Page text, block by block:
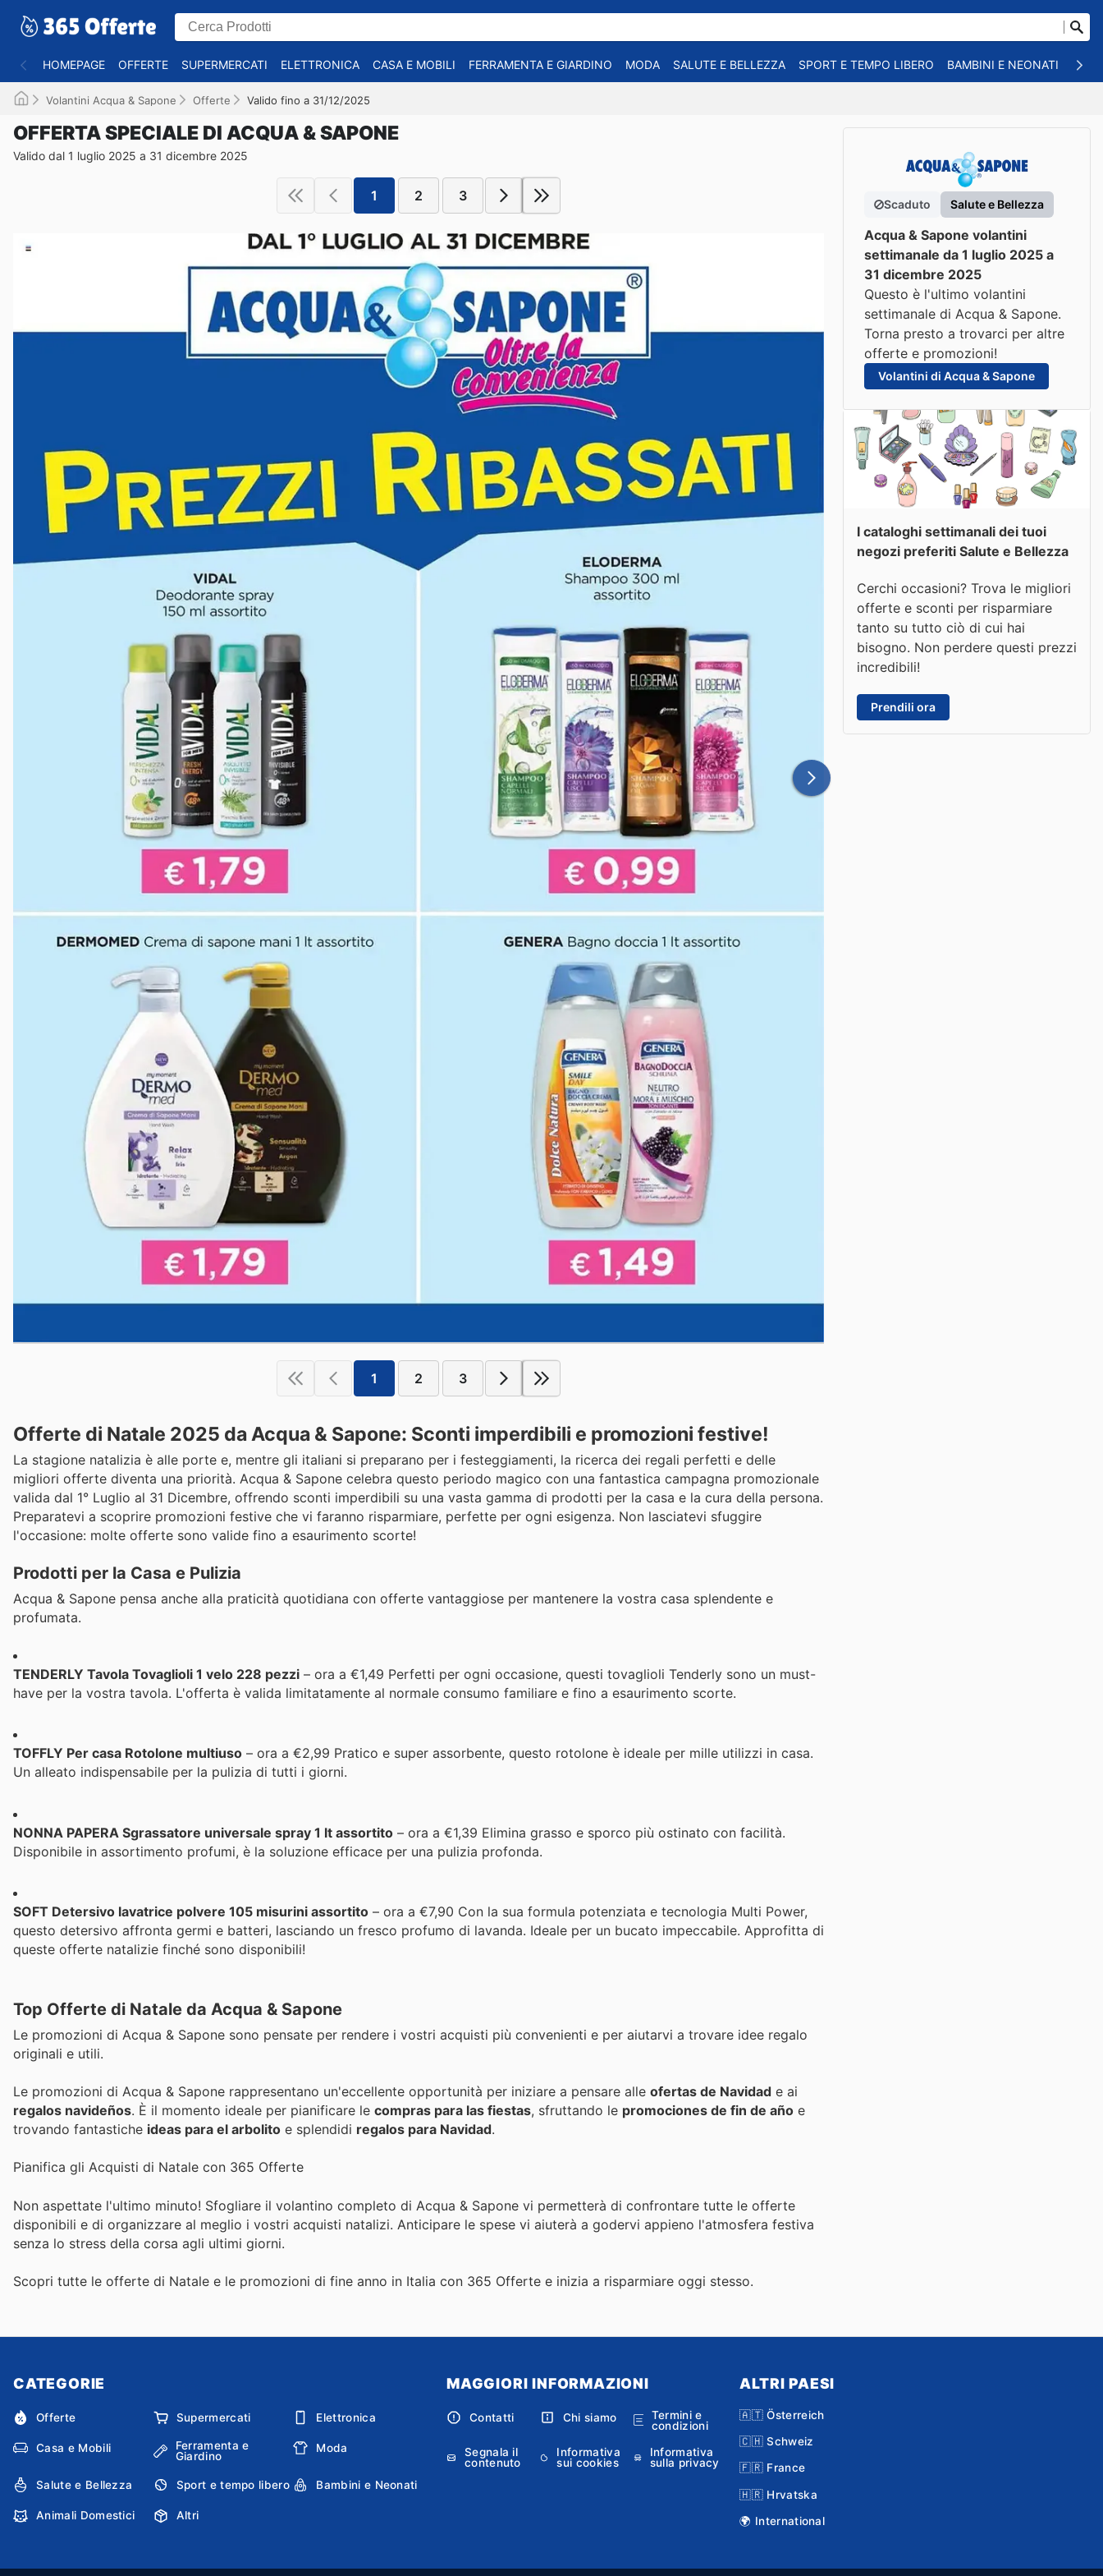
HOMEPAGE OFFERTE SUPERMERCATI ELETTRONICA CASA E MOBILI FERRAMENTA E GIARDINO MODA SALUTE E BELLEZZA SPORT E TEMPO LIBERO BAMBINI E NEONATI
Volantini Acqua & Sapone Offerte Valido fino a 31/12/2025
OFFERTA SPECIALE DI ACQUA & SAPONE
Valido dal 1 luglio 2025 a 31 dicembre 2025
1 2 3
1 2 3
Offerte di Natale 2025 da Acqua & Sapone: Sconti imperdibili e promozioni festive!
La stagione natalizia è alle porte e, mentre gli italiani si preparano per i festeggiamenti, la ricerca dei regali perfetti e delle
migliori offerte diventa una priorità. Acqua & Sapone celebra questo periodo magico con una fantastica campagna promozionale
valida dal 1° Luglio al 31 Dicembre, offrendo sconti imperdibili su una vasta gamma di prodotti per la casa e la cura della persona.
Preparatevi a scoprire promozioni festive che vi faranno risparmiare, perfette per ogni esigenza. Non lasciatevi sfuggire
l'occasione: molte offerte sono valide fino a esaurimento scorte!
Prodotti per la Casa e Pulizia
Acqua & Sapone pensa anche alla praticità quotidiana con offerte vantaggiose per mantenere la vostra casa splendente e
profumata.
TENDERLY Tavola Tovaglioli 1 velo 228 pezzi – ora a €1,49 Perfetti per ogni occasione, questi tovaglioli Tenderly sono un must-
have per la vostra tavola. L'offerta è valida limitatamente al normale consumo familiare e fino a esaurimento scorte.
TOFFLY Per casa Rotolone multiuso – ora a €2,99 Pratico e super assorbente, questo rotolone è ideale per mille utilizzi in casa.
Un alleato indispensabile per la pulizia di tutti i giorni.
NONNA PAPERA Sgrassatore universale spray 1 lt assortito – ora a €1,39 Elimina grasso e sporco più ostinato con facilità.
Disponibile in assortimento profumi, è la soluzione efficace per una pulizia profonda.
SOFT Detersivo lavatrice polvere 105 misurini assortito – ora a €7,90 Con la sua formula potenziata e tecnologia Multi Power,
questo detersivo affronta germi e batteri, lasciando un fresco profumo di lavanda. Ideale per un bucato impeccabile. Approfitta di
queste offerte natalizie finché sono disponibili!
Top Offerte di Natale da Acqua & Sapone
Le promozioni di Acqua & Sapone sono pensate per rendere i vostri acquisti più convenienti e per aiutarvi a trovare idee regalo
originali e utili.
Le promozioni di Acqua & Sapone rappresentano un'eccellente opportunità per iniziare a pensare alle ofertas de Navidad e ai
regalos navideños. È il momento ideale per pianificare le compras para las fiestas, sfruttando le promociones de fin de año e
trovando fantastiche ideas para el arbolito e splendidi regalos para Navidad.
Pianifica gli Acquisti di Natale con 365 Offerte
Non aspettate l'ultimo minuto! Sfogliare il volantino completo di Acqua & Sapone vi permetterà di confrontare tutte le offerte
disponibili e di organizzare al meglio i vostri acquisti natalizi. Anticipare le spese vi aiuterà a godervi appieno l'atmosfera festiva
senza lo stress della corsa agli ultimi giorni.
Scopri tutte le offerte di Natale e le promozioni di fine anno in Italia con 365 Offerte e inizia a risparmiare oggi stesso.
Scaduto Salute e Bellezza
Acqua & Sapone volantini
settimanale da 1 luglio 2025 a
31 dicembre 2025
Questo è l'ultimo volantini
settimanale di Acqua & Sapone.
Torna presto a trovarci per altre
offerte e promozioni!
Volantini di Acqua & Sapone
I cataloghi settimanali dei tuoi
negozi preferiti Salute e Bellezza
Cerchi occasioni? Trova le migliori
offerte e sconti per risparmiare
tanto su tutto ciò di cui hai
bisogno. Non perdere questi prezzi
incredibili!
Prendili ora
CATEGORIE
Offerte Supermercati Elettronica
Casa e Mobili
Ferramenta e
Giardino
Moda
Salute e Bellezza Sport e tempo libero Bambini e Neonati
Animali Domestici Altri
MAGGIORI INFORMAZIONI
Contatti Chi siamo
Termini e
condizioni
Segnala il
contenuto
Informativa
sui cookies
Informativa
sulla privacy
ALTRI PAESI
🇦🇹 Österreich
🇨🇭 Schweiz
🇫🇷 France
🇭🇷 Hrvatska
🌍 International